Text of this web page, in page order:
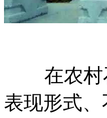
在农村石
表现形式